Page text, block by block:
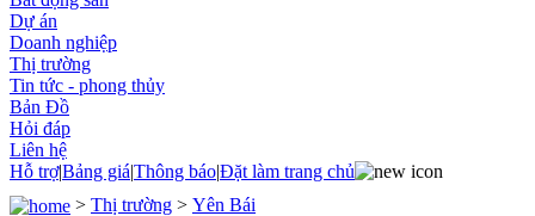
Dự án
Doanh nghiệp
Thị trường
Tin tức - phong thủy
Bản Đồ
Hỏi đáp
Liên hệ
Hỗ trợ|Bảng giá|Thông báo|Đặt làm trang chủ
> Thị trường > Yên Bái